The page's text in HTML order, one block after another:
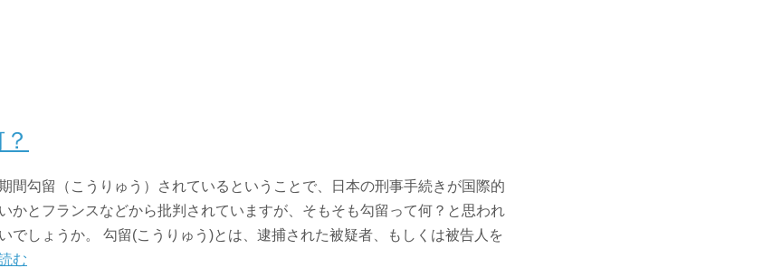
間勾留（こうりゅう）されているということで、日本の刑事手続きが国際的
かとフランスなどから批判されていますが、そもそも勾留って何？と思われ
でしょうか。 勾留(こうりゅう)とは、逮捕された被疑者、もしくは被告人を
む